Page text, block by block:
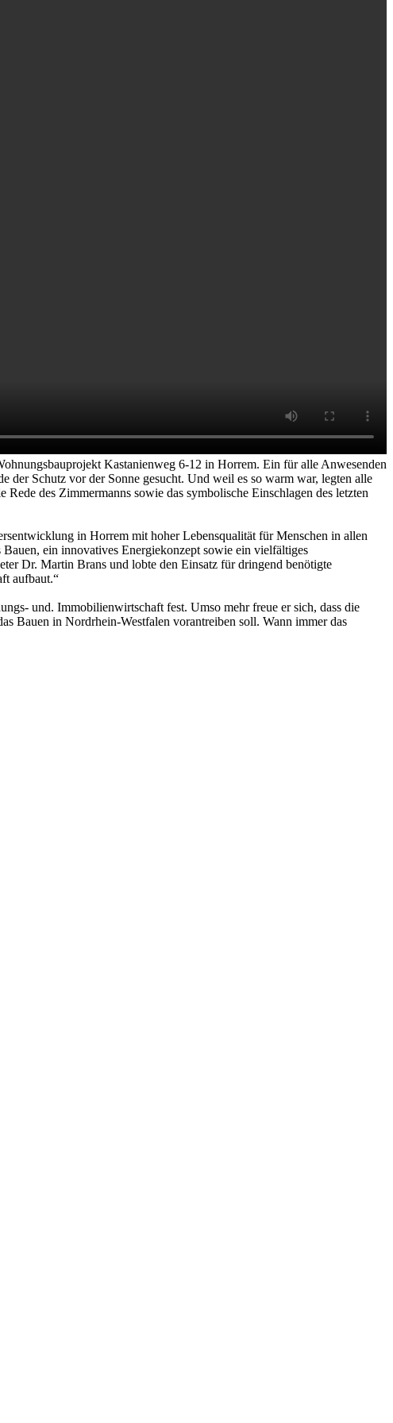
Kastanienweg 6-12 in Horrem. Ein für alle Anwesenden
Schutz vor der Sonne gesucht. Und weil es so warm war, legten alle
des Zimmermanns sowie das symbolische Einschlagen des letzten
in Horrem mit hoher Lebensqualität für Menschen in allen
ein innovatives Energiekonzept sowie ein vielfältiges
Dr. Martin Brans und lobte den Einsatz für dringend benötigte
aufbaut.“
und. Immobilienwirtschaft fest. Umso mehr freue er sich, dass die
Bauen in Nordrhein-Westfalen vorantreiben soll. Wann immer das